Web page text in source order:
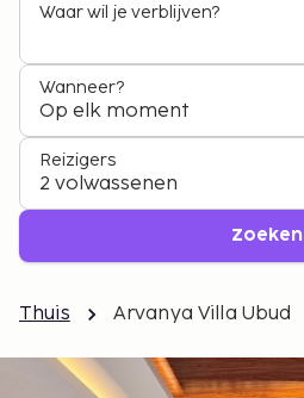
Waar wil je verblijven?
Wanneer?
Op elk moment
Reizigers
2 volwassenen
Zoeken
Thuis Arvanya Villa Ubud